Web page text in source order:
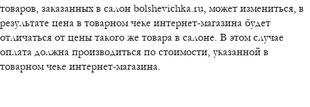
товаров, заказанных в салон bolshevichka.ru, может измениться, в
результате цена в товарном чеке интернет-магазина будет
отличаться от цены такого же товара в салоне. В этом случае
оплата должна производиться по стоимости, указанной в
товарном чеке интернет-магазина.